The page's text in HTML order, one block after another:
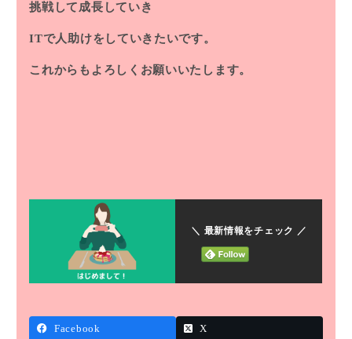
挑戦して成長していき
ITで人助けをしていきたいです。
これからもよろしくお願いいたします。
＼ 最新情報をチェック ／
Facebook X